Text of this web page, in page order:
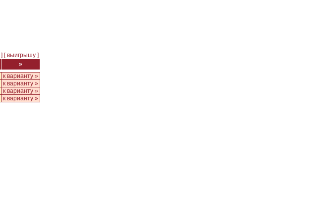
] [выигрышу ]
»
к варианту »
к варианту »
к варианту »
к варианту »